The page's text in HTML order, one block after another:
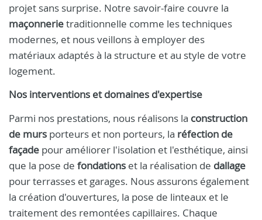
projet sans surprise. Notre savoir-faire couvre la
maçonnerietraditionnelle comme les techniques
modernes, et nous veillons à employer des
matériaux adaptés à la structure et au style de votre
logement.
Nos interventions et domaines d'expertise
Parmi nos prestations, nous réalisons la construction
de murs porteurs et non porteurs, la réfection de
façade pour améliorer l'isolation et l'esthétique, ainsi
que la pose de fondations et la réalisation de dallage
pour terrasses et garages. Nous assurons également
la création d'ouvertures, la pose de linteaux et le
traitement des remontées capillaires. Chaque